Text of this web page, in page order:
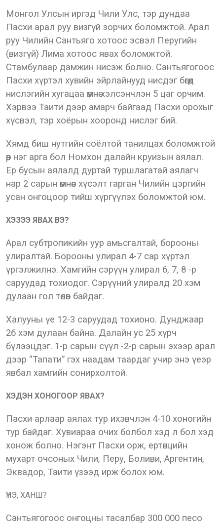
Монгол Улсын иргэд Чили Улс, тэр дундаа
Пасхи арал руу визгүй зорчих боломжтой. Арал
руу Чилийн Сантьяго хотоос эсвэл Перугийн
(визгүй) Лима хотоос явах боломжтой.
Стамбулаар дамжин нисэж болно. Сантьягогоос
Пасхи хүртэл хувийн эйрлайнууд нисдэг бөгөөд
нислэгийн хугацаа өмнө хэлсэнчлэн 5 цаг орчим.
Хэрвээ Таити дээр амарч байгаад Пасхи орохыг
хүсвэл, тэр хоёрын хооронд нислэг бий.
Хямд биш нутгийн соёлтой танилцах боломжтой
өөр нэг арга бол Номхон далайн круизын аялал.
Ер бусын аялалд дуртай туршлагатай аялагч
нар 2 сарын өмнөөс хүсэлт гарган Чилийн цэргийн
усан онгоцоор тийш хүргүүлэх боломжтой юм.
ХЭЗЭЭ ЯВАХ ВЭ?
Арал субтропикийн уур амьсгалтай, борооны
улиралтай. Борооны улирал 4-7 сар хүртэл
үргэлжилнэ. Хамгийн сэрүүн улирал 6, 7, 8 -р
саруудад тохиодог. Сэрүүний улиралд 20 хэм
дулаан гол төлөв байдаг.
Халууны үе 12-3 саруудад тохионо. Дунджаар
26 хэм дулаан байна. Далайн ус 25 хүрч
бүлээцдэг. 1-р сарын сүүл -2-р сарын эхээр арал
дээр “Тапати” гэх наадам таардаг учир энэ үеэр
явбал хамгийн сонирхолтой.
ХЭДЭН ХОНОГООР ЯВАХ?
Пасхи арлаар аялах тур ихэвчлэн 4-10 хоногийн
тур байдаг. Хувиараа очих болбол хэд л бол хэд
хонож болно. Нэгэнт Пасхи орж, ертөнцийн
мухарт очсоных Чили, Перу, Боливи, Аргентин,
Эквадор, Таити үзээд ирж болох юм.
ҮНЭ, ХАНШ?
Сантьягогоос онгоцны тасалбар 300 000 песо